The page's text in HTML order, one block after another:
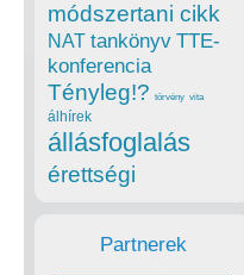
módszertani cikk
NAT tankönyv TTE-
konferencia
Tényleg!? törvény vita
álhírek
állásfoglalás
érettségi
Partnerek